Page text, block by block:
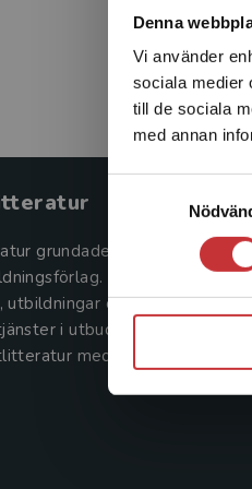
Denna
Vi använder
sociala medier
till de sociala
med annan
grundades 1963 och är idag
Med läromedel,
utbildningar och digitala
i utbudet,
med längs hela